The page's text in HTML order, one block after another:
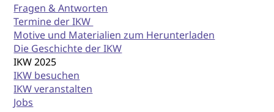
Fragen & Antworten
Termine der IKW
Motive und Materialien zum Herunterladen
Die Geschichte der IKW
IKW 2025
IKW besuchen
IKW veranstalten
Jobs